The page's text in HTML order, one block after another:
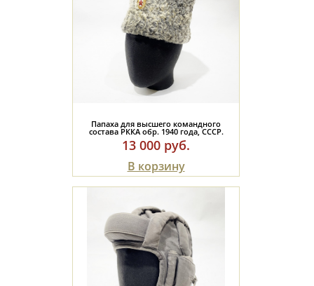
Папаха для высшего командного
состава РККА обр. 1940 года, СССР.
13 000 руб.
В корзину